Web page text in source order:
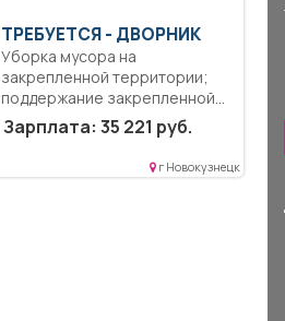
ТРЕБУЕТСЯ - ДВОРНИК
Уборка мусора на
закрепленной территории;
поддержание закрепленной
территории в...
Зарплата: 35 221 руб.
г Новокузнецк